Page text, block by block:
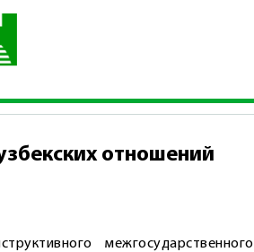
отношений
отношений
межгосударственного